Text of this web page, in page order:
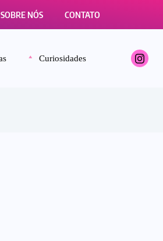
SOBRE NÓS CONTATO
Curiosidades